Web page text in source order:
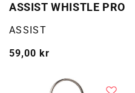
ASSIST WHISTLE PRO
Selger:
ASSIST
Vanlig
59,00 kr